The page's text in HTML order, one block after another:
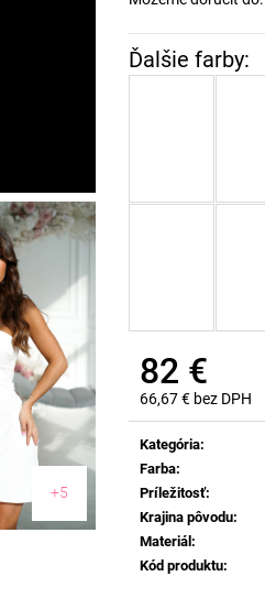
82 €
66,67 € bez DPH
Jednotková
cena:
Kategória:
Farba:
Príležitosť:
Krajina pôvodu:
Materiál:
Kód produktu:
+5